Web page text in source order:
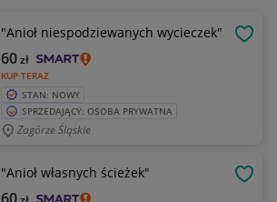
"Anioł niespodziewanych wycieczek"
KUP TERAZ
60zł
STAN: NOWY
SPRZEDAJĄCY: OSOBA PRYWATNA
Zagórze Śląskie
"Anioł własnych ścieżek"